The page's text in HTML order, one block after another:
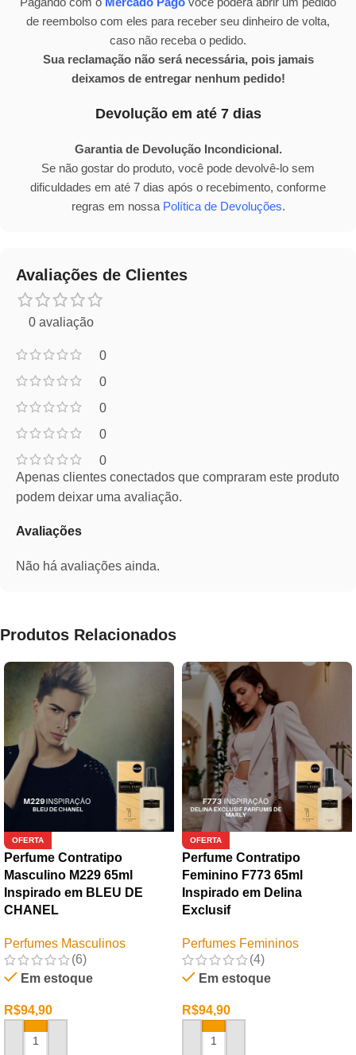
de reembolso com eles para receber seu dinheiro de volta,
caso não receba o pedido.
Sua reclamação não será necessária, pois jamais
deixamos de entregar nenhum pedido!
Devolução em até 7 dias
Garantia de Devolução Incondicional.
Se não gostar do produto, você pode devolvê-lo sem
dificuldades em até 7 dias após o recebimento, conforme
regras em nossa Política de Devoluções.
Avaliações de Clientes
0 avaliação
0
0
0
0
0
Avaliações
Não há avaliações ainda.
Apenas clientes conectados que compraram este produto
podem deixar uma avaliação.
Produtos Relacionados
OFERTA
Perfume Contratipo
Masculino M229 65ml
Inspirado em BLEU DE
CHANEL
Perfumes Masculinos
(6)
Em estoque
R$94,90
ADICIONAR AO CARRINHO
OFERTA
Perfume Contratipo
Feminino F773 65ml
Inspirado em Delina
Exclusif
Perfumes Femininos
(4)
Em estoque
R$94,90
ADICIONAR AO CARRINHO